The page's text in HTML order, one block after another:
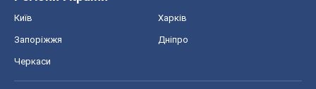
Київ Харків
Запоріжжя Дніпро
Черкаси